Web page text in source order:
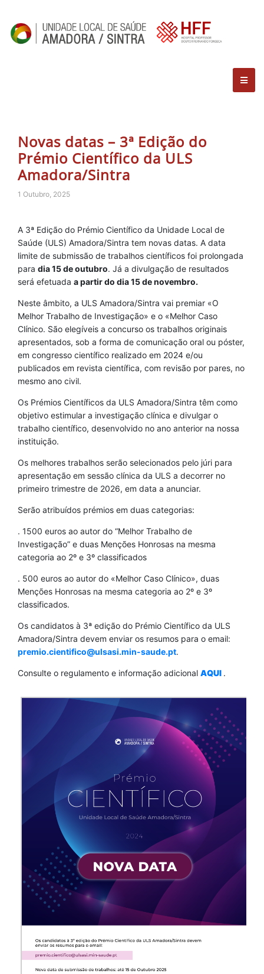
Novas datas – 3ª Edição do
Prémio Científico da ULS
Amadora/Sintra
1 Outubro, 2025
A 3ª Edição do Prémio Científico da Unidade Local de
Saúde (ULS) Amadora/Sintra tem novas datas. A data
limite de submissão de trabalhos científicos foi prolongada
para dia 15 de outubro. Já a divulgação de resultados
será efetuada a partir do dia 15 de novembro.
Neste âmbito, a ULS Amadora/Sintra vai premiar «O
Melhor Trabalho de Investigação» e o «Melhor Caso
Clínico. São elegíveis a concurso os trabalhos originais
apresentados, sob a forma de comunicação oral ou póster,
em congresso científico realizado em 2024 e/ou
publicados em revista científica, com revisão por pares, no
mesmo ano civil.
Os Prémios Científicos da ULS Amadora/Sintra têm como
objetivo estimular a investigação clínica e divulgar o
trabalho científico, desenvolvido no ano anterior na nossa
instituição.
Os melhores trabalhos serão selecionados pelo júri para
apresentação em sessão clínica da ULS a decorrer no
primeiro trimestre de 2026, em data a anunciar.
Serão atribuídos prémios em duas categorias:
. 1500 euros ao autor do “Melhor Trabalho de
Investigação” e duas Menções Honrosas na mesma
categoria ao 2º e 3º classificados
. 500 euros ao autor do «Melhor Caso Clínico», duas
Menções Honrosas na mesma categoria ao 2º e 3º
classificados.
Os candidatos à 3ª edição do Prémio Científico da ULS
Amadora/Sintra devem enviar os resumos para o email:
premio.cientifico@ulsasi.min-saude.pt.
Consulte o regulamento e informação adicional AQUI .